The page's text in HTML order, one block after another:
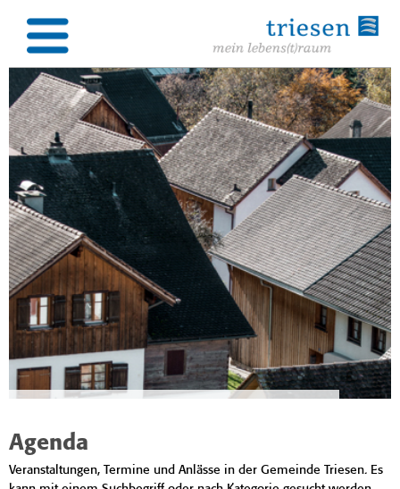
Agenda
Veranstaltungen, Termine und Anlässe in der Gemeinde Triesen. Es